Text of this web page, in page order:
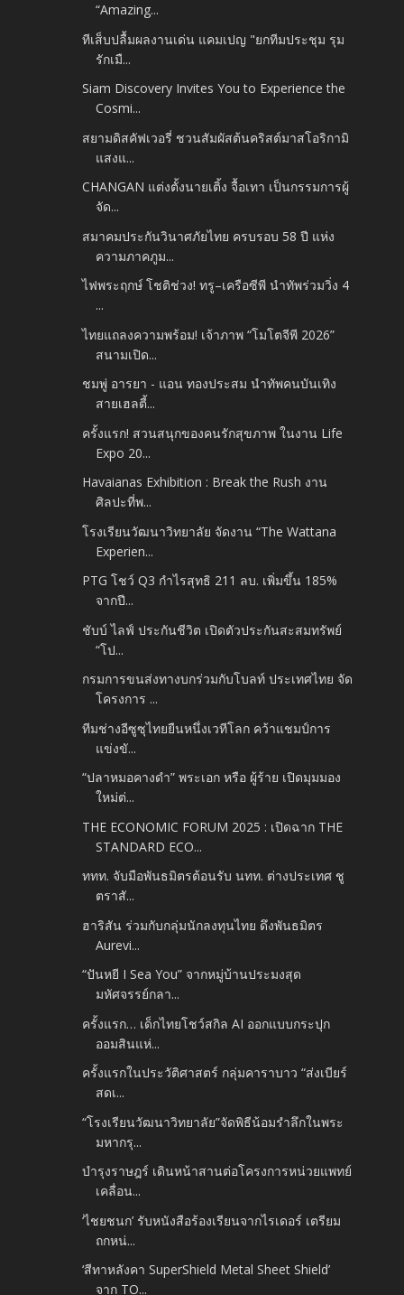
“Amazing...
ทีเส็บปลื้มผลงานเด่น แคมเปญ "ยกทีมประชุม รุม
รักเมื...
Siam Discovery Invites You to Experience the
Cosmi...
สยามดิสคัฟเวอรี่ ชวนสัมผัสต้นคริสต์มาสโอริกามิ
แสงแ...
CHANGAN แต่งตั้งนายเติ้ง จื้อเทา เป็นกรรมการผู้
จัด...
สมาคมประกันวินาศภัยไทย ครบรอบ 58 ปี แห่ง
ความภาคภูม...
ไฟพระฤกษ์ โชติช่วง! ทรู–เครือซีพี นำทัพร่วมวิ่ง 4
...
ไทยแถลงความพร้อม! เจ้าภาพ “โมโตจีพี 2026”
สนามเปิด...
ชมพู่ อารยา - แอน ทองประสม นำทัพคนบันเทิง
สายเฮลตี้...
ครั้งแรก! สวนสนุกของคนรักสุขภาพ ในงาน Life
Expo 20...
Havaianas Exhibition : Break the Rush งาน
ศิลปะที่พ...
โรงเรียนวัฒนาวิทยาลัย จัดงาน “The Wattana
Experien...
PTG โชว์ Q3 กำไรสุทธิ 211 ลบ. เพิ่มขึ้น 185%
จากปี...
ชับบ์ ไลฟ์ ประกันชีวิต เปิดตัวประกันสะสมทรัพย์
“โป...
กรมการขนส่งทางบกร่วมกับโบลท์ ประเทศไทย จัด
โครงการ ...
ทีมช่างอีซูซุไทยยืนหนึ่งเวทีโลก คว้าแชมป์การ
แข่งขั...
“ปลาหมอคางดำ” พระเอก หรือ ผู้ร้าย เปิดมุมมอง
ใหม่ต่...
THE ECONOMIC FORUM 2025 : เปิดฉาก THE
STANDARD ECO...
ททท. จับมือพันธมิตรต้อนรับ นทท. ต่างประเทศ ชู
ตราสั...
ฮาริสัน ร่วมกับกลุ่มนักลงทุนไทย ดึงพันธมิตร
Aurevi...
“ปันหยี I Sea You” จากหมู่บ้านประมงสุด
มหัศจรรย์กลา...
ครั้งแรก… เด็กไทยโชว์สกิล AI ออกแบบกระปุก
ออมสินแห่...
ครั้งแรกในประวัติศาสตร์ กลุ่มคาราบาว “ส่งเบียร์
สดเ...
“โรงเรียนวัฒนาวิทยาลัย”จัดพิธีน้อมรำลึกในพระ
มหากรุ...
บำรุงราษฎร์ เดินหน้าสานต่อโครงการหน่วยแพทย์
เคลื่อน...
‘ไชยชนก’ รับหนังสือร้องเรียนจากไรเดอร์ เตรียม
ถกหน่...
‘สีทาหลังคา SuperShield Metal Sheet Shield’
จาก TO...